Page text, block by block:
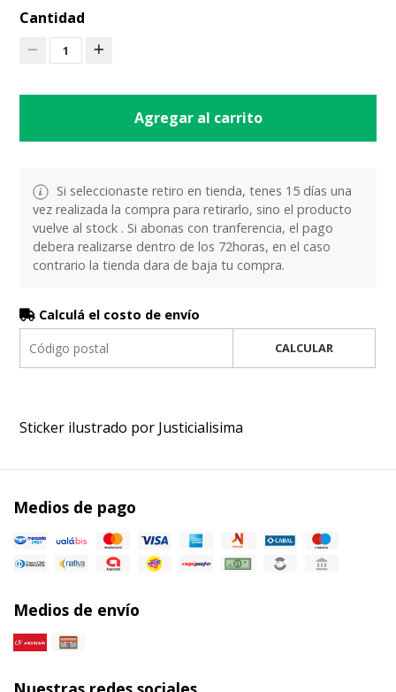
Cantidad
1
Agregar al carrito
Si seleccionaste retiro en tienda, tenes 15 días una
vez realizada la compra para retirarlo, sino el producto
vuelve al stock . Si abonas con tranferencia, el pago
debera realizarse dentro de los 72horas, en el caso
contrario la tienda dara de baja tu compra.
Calculá el costo de envío
CALCULAR
Sticker ilustrado por Justicialisima
Medios de pago
Medios de envío